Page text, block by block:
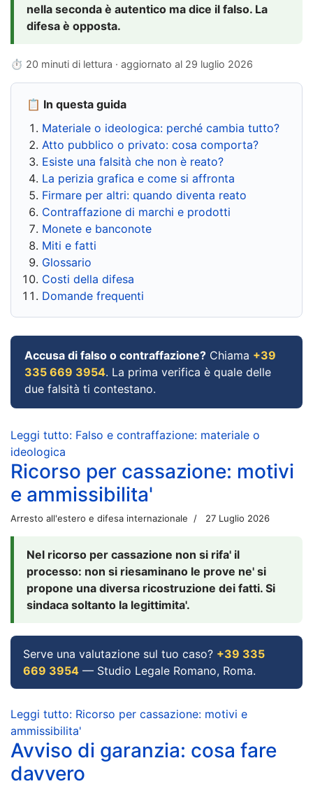
nella seconda è autentico ma dice il falso. La
difesa è opposta.
⏱ 20 minuti di lettura · aggiornato al 29 luglio 2026
📋 In questa guida
Materiale o ideologica: perché cambia tutto?
Atto pubblico o privato: cosa comporta?
Esiste una falsità che non è reato?
La perizia grafica e come si affronta
Firmare per altri: quando diventa reato
Contraffazione di marchi e prodotti
Monete e banconote
Miti e fatti
Glossario
Costi della difesa
Domande frequenti
Accusa di falso o contraffazione? Chiama +39
335 669 3954. La prima verifica è quale delle
due falsità ti contestano.
Leggi tutto: Falso e contraffazione: materiale o
ideologica
Ricorso per cassazione: motivi
e ammissibilita'
Arresto all'estero e difesa internazionale 27 Luglio 2026
Nel ricorso per cassazione non si rifa' il
processo: non si riesaminano le prove ne' si
propone una diversa ricostruzione dei fatti. Si
sindaca soltanto la legittimita'.
Serve una valutazione sul tuo caso? +39 335
669 3954 — Studio Legale Romano, Roma.
Leggi tutto: Ricorso per cassazione: motivi e
ammissibilita'
Avviso di garanzia: cosa fare
davvero